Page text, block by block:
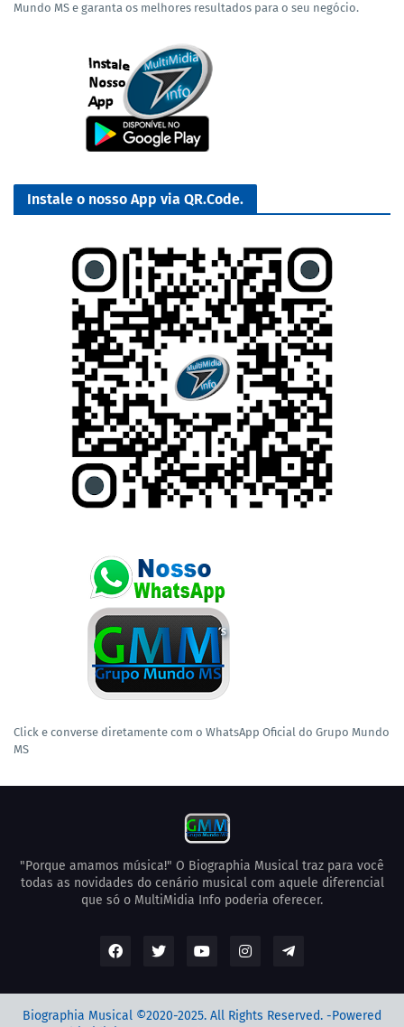
Mundo MS e garanta os melhores resultados para o seu negócio.
Instale o nosso App via QR.Code.
Click e converse diretamente com o WhatsApp Oficial do Grupo Mundo
MS
"Porque amamos música!" O Biographia Musical traz para você
todas as novidades do cenário musical com aquele diferencial
que só o MultiMidia Info poderia oferecer.
Biographia Musical ©2020-2025. All Rights Reserved. -Powered